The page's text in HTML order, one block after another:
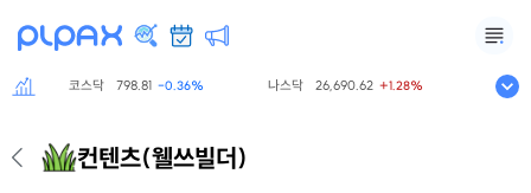
798.81 -0.36% 26,690.62 +1.28% S&P500
컨텐츠(웰쓰빌더)